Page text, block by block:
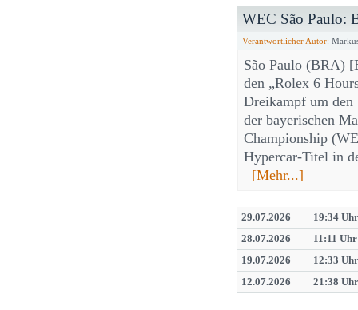
WEC São Paulo:
Verantwortlicher Autor:
São Paulo (BRA)
den „Rolex 6
Dreikampf um
der bayerischen
Championship
Hypercar-Titel in
[Mehr...]
29.07.2026
19:34 Uhr
28.07.2026
11:11 Uhr
19.07.2026
12:33 Uhr
12.07.2026
21:38 Uhr